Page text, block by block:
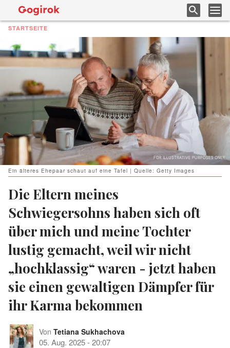
STARTSEITE
Ein älteres Ehepaar schaut auf eine Tafel | Quelle: Getty Images
Die Eltern meines
Schwiegersohns haben sich oft
über mich und meine Tochter
lustig gemacht, weil wir nicht
„hochklassig“ waren - jetzt haben
sie einen gewaltigen Dämpfer für
ihr Karma bekommen
Von Tetiana Sukhachova
05. Aug. 2025-20:07